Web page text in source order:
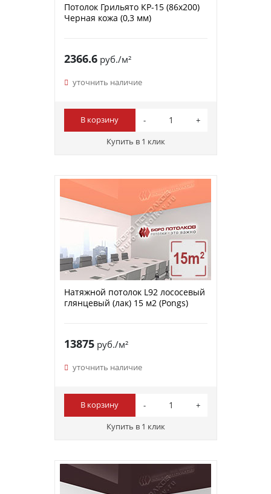
Потолок Грильято КР-15 (86х200)
Черная кожа (0,3 мм)
2366.6руб./м²
уточнить наличие
В корзину
Купить в 1 клик
Натяжной потолок L92 лососевый
глянцевый (лак) 15 м2 (Pongs)
13875руб./м²
уточнить наличие
В корзину
Купить в 1 клик